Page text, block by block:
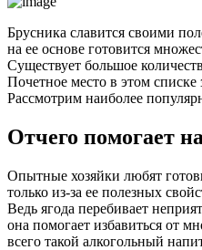
Брусника славится своими
на ее основе готовится
Существует большое
Почетное место в этом списке
Рассмотрим наиболее
Отчего помогает
Опытные хозяйки любят
только из-за ее полезных
Ведь ягода перебивает
она помогает избавиться от
всего такой алкогольный